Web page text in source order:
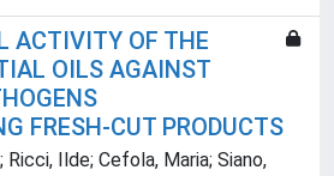
ACTIVITY OF THE
OILS AGAINST
FRESH-CUT PRODUCTS
Ricci, Ilde; Cefola, Maria; Siano,